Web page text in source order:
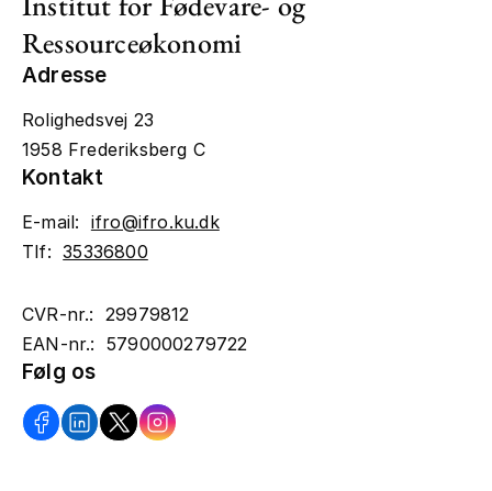
Ressourceøkonomi
Adresse
Rolighedsvej 23
1958 Frederiksberg C
Kontakt
E-mail: ifro@ifro.ku.dk
Tlf:35336800
CVR-nr.: 29979812
EAN-nr.: 5790000279722
Følg os